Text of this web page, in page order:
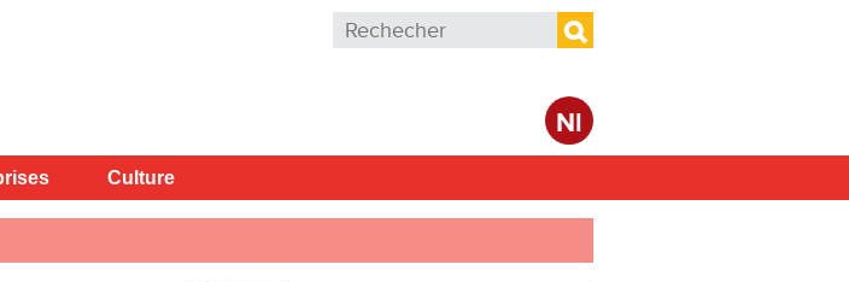
Formulaire de recherche
Rechercher
Nl
Culture